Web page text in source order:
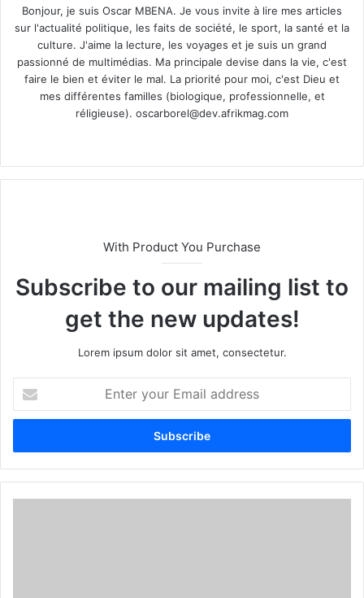
Bonjour, je suis Oscar MBENA. Je vous invite à lire mes articles
sur l'actualité politique, les faits de société, le sport, la santé et la
culture. J'aime la lecture, les voyages et je suis un grand
passionné de multimédias. Ma principale devise dans la vie, c'est
faire le bien et éviter le mal. La priorité pour moi, c'est Dieu et
mes différentes familles (biologique, professionnelle, et
réligieuse). oscarborel@dev.afrikmag.com
te
With Product You Purchase
Subscribe to our mailing list to
get the new updates!
Lorem ipsum dolor sit amet, consectetur.
t
r
y